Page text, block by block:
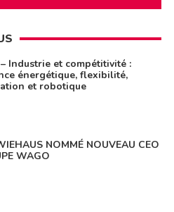
– Industrie et compétitivité :
énergétique, flexibilité,
et robotique
NOMMÉ NOUVEAU CEO
WAGO